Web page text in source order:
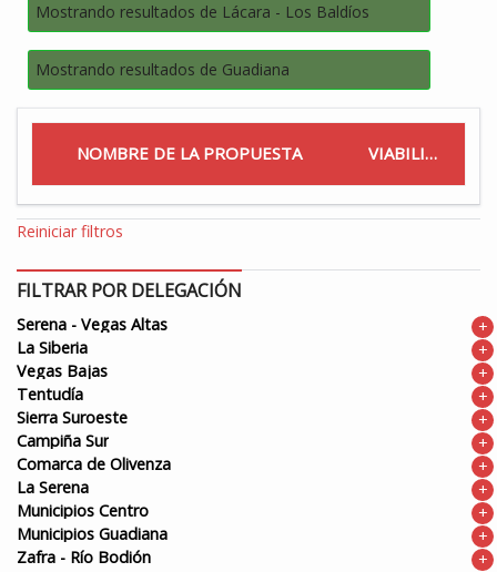
Mostrando resultados de Lácara - Los Baldíos
Mostrando resultados de Guadiana
NOMBRE DE LA PROPUESTA VIABILIDAD
Reiniciar filtros
FILTRAR POR DELEGACIÓN